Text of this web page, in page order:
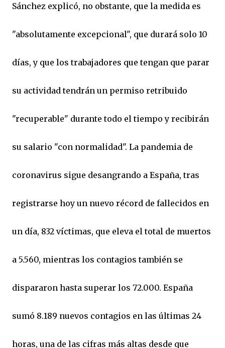
Sánchez explicó, no obstante, que la medida es
"absolutamente excepcional", que durará solo 10
días, y que los trabajadores que tengan que parar
su actividad tendrán un permiso retribuido
"recuperable" durante todo el tiempo y recibirán
su salario "con normalidad". La pandemia de
coronavirus sigue desangrando a España, tras
registrarse hoy un nuevo récord de fallecidos en
un día, 832 víctimas, que eleva el total de muertos
a 5.560, mientras los contagios también se
dispararon hasta superar los 72.000. España
sumó 8.189 nuevos contagios en las últimas 24
horas, una de las cifras más altas desde que